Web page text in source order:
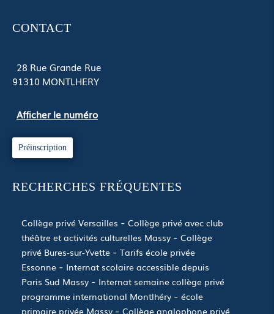
CONTACT
28 Rue Grande Rue
91310 MONTLHERY
Afficher le numéro
Préinscription
RECHERCHES FRÉQUENTES
Collège privé Versailles
Collège privé avec club
théâtre et activités culturelles Massy
Collège
privé Bures-sur-Yvette
Tarifs école privée
Essonne
Internat scolaire accessible depuis
Paris Sud Massy
Internat semaine collège privé
programme international Montlhéry
école
primaire privée Massy
Collège anglophone privé